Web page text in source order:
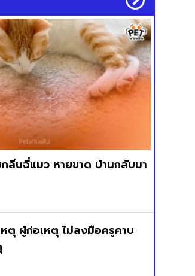
ลิ่นฉี่แมว หายขาด บ้านกลับมา
หตุ ผู้ก่อเหตุ ไม่ลงมือครูคาบ